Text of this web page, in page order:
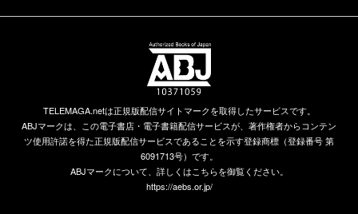
TELEMAGA.netは正規版配信サイトマークを取得したサービスです。
ABJマークは、この電子書店・電子書籍配信サービスが、著作権者からコンテン
ツ使用許諾を得た正規版配信サービスであることを示す登録商標（登録番号 第
6091713号）です。
ABJマークについて、詳しくはこちらを御覧ください。
https://aebs.or.jp/